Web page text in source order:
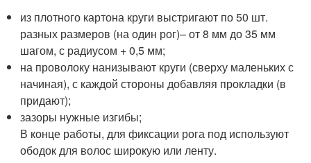
из плотного картона круги выстригают по 50 шт.
разных размеров (на один рог)– от 8 мм до 35 мм
шагом, с радиусом + 0,5 мм;
на проволоку нанизывают круги (сверху маленьких с
начиная), с каждой стороны добавляя прокладки (в
придают);
зазоры нужные изгибы;
В конце работы, для фиксации рога под используют
ободок для волос широкую или ленту.